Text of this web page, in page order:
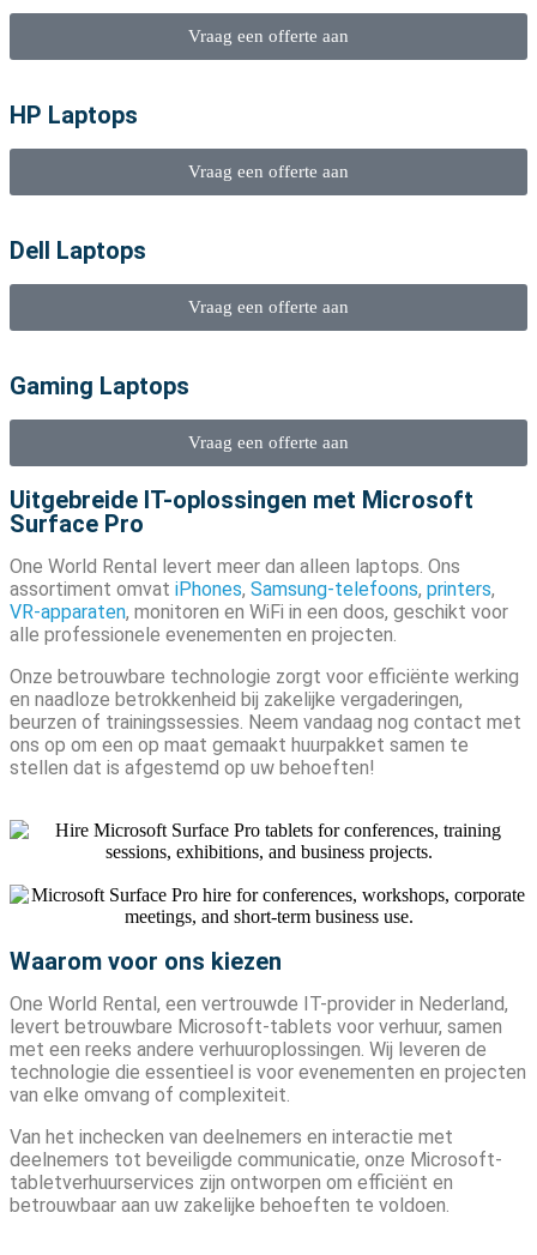
Vraag een offerte aan
HP Laptops
Vraag een offerte aan
Dell Laptops
Vraag een offerte aan
Gaming Laptops
Vraag een offerte aan
Uitgebreide IT-oplossingen met Microsoft
Surface Pro
One World Rental levert meer dan alleen laptops. Ons
assortiment omvat iPhones, Samsung-telefoons, printers,
VR-apparaten, monitoren en WiFi in een doos, geschikt voor
alle professionele evenementen en projecten.
Onze betrouwbare technologie zorgt voor efficiënte werking
en naadloze betrokkenheid bij zakelijke vergaderingen,
beurzen of trainingssessies. Neem vandaag nog contact met
ons op om een ​​op maat gemaakt huurpakket samen te
stellen dat is afgestemd op uw behoeften!
Waarom voor ons kiezen
One World Rental, een vertrouwde IT-provider in Nederland,
levert betrouwbare Microsoft-tablets voor verhuur, samen
met een reeks andere verhuuroplossingen. Wij leveren de
technologie die essentieel is voor evenementen en projecten
van elke omvang of complexiteit.
Van het inchecken van deelnemers en interactie met
deelnemers tot beveiligde communicatie, onze Microsoft-
tabletverhuurservices zijn ontworpen om efficiënt en
betrouwbaar aan uw zakelijke behoeften te voldoen.